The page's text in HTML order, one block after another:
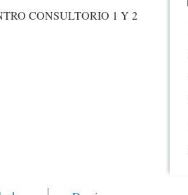
CONSULTORIO 1 Y 2